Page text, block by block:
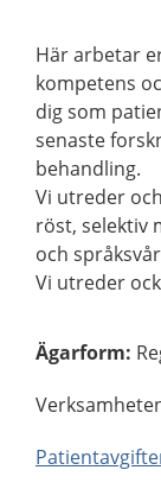
Här arbetar
kompetens
dig som
senaste
behandling.
Vi utreder
röst, selektiv
och
Vi utreder
Ägarform: